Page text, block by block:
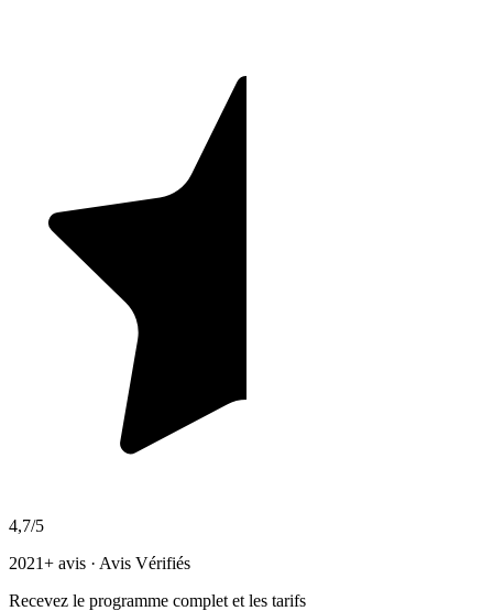
4,7/5
2021+ avis · Avis Vérifiés
Recevez le programme complet et les tarifs